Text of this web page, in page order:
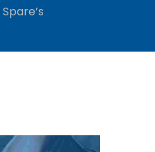
Spare’s